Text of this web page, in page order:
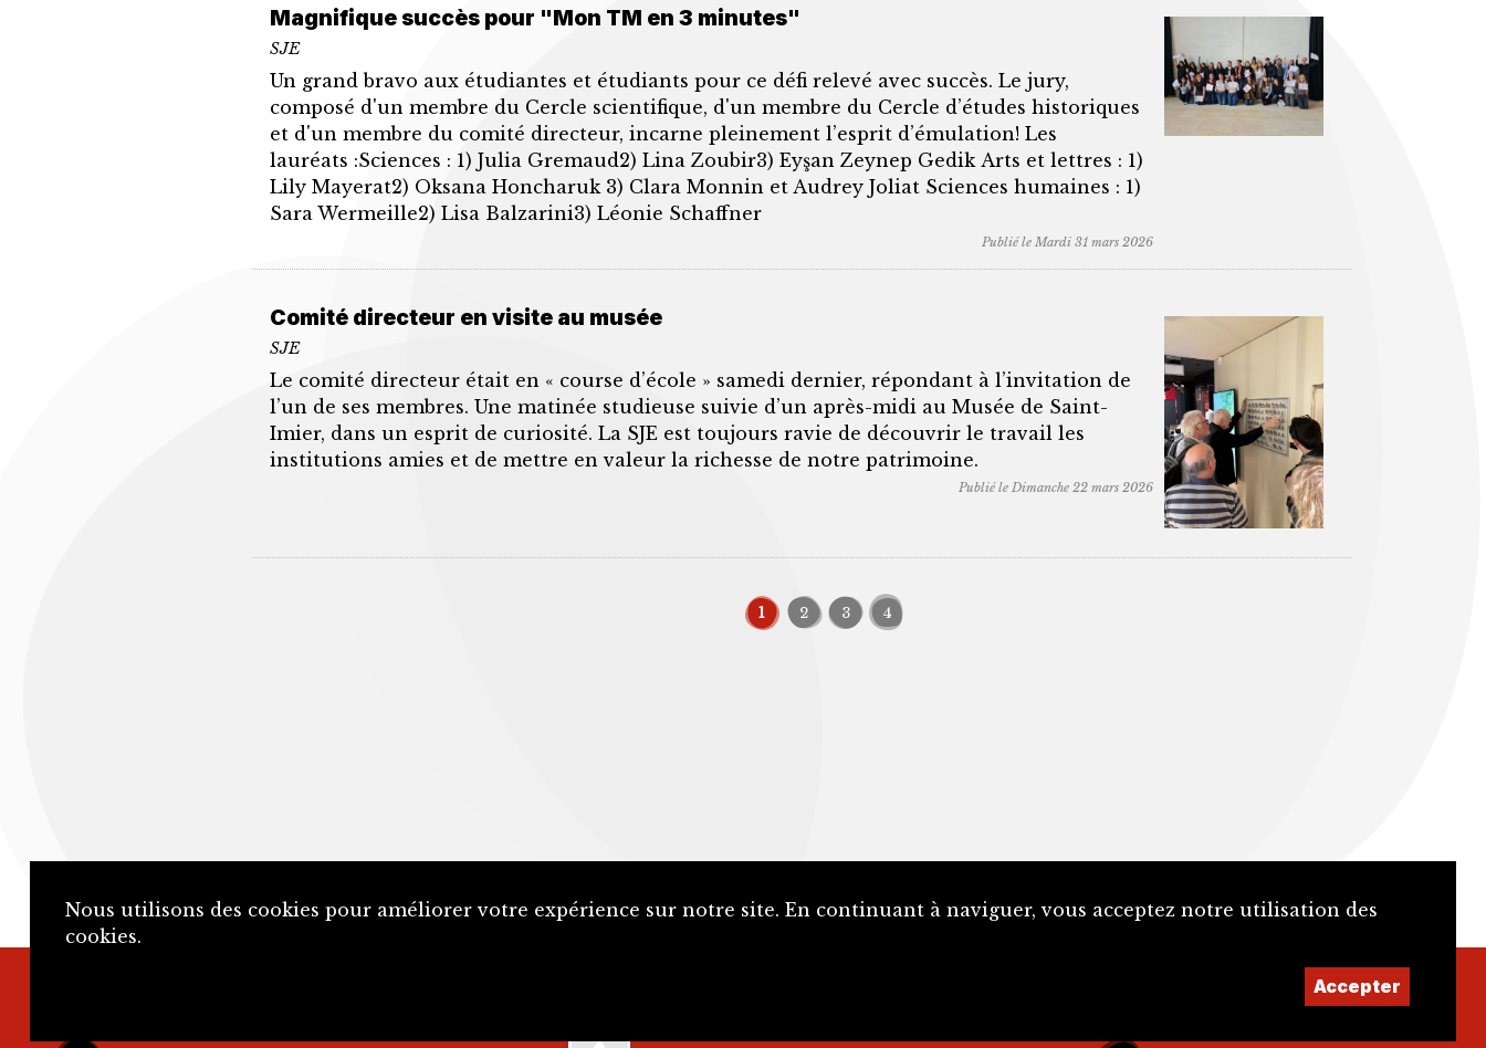
Magnifique succès pour "Mon TM en 3 minutes"
SJE
Un grand bravo aux étudiantes et étudiants pour ce défi relevé avec succès. Le jury,
composé d'un membre du Cercle scientifique, d'un membre du Cercle d’études historiques
et d'un membre du comité directeur, incarne pleinement l’esprit d’émulation! Les
lauréats :Sciences : 1) Julia Gremaud2) Lina Zoubir3) Eyşan Zeynep Gedik Arts et lettres : 1)
Lily Mayerat2) Oksana Honcharuk 3) Clara Monnin et Audrey Joliat Sciences humaines : 1)
Sara Wermeille2) Lisa Balzarini3) Léonie Schaffner
Publié le Mardi 31 mars 2026
Comité directeur en visite au musée
SJE
Le comité directeur était en « course d’école » samedi dernier, répondant à l’invitation de
l’un de ses membres. Une matinée studieuse suivie d’un après-midi au Musée de Saint-
Imier, dans un esprit de curiosité. La SJE est toujours ravie de découvrir le travail les
institutions amies et de mettre en valeur la richesse de notre patrimoine.
Publié le Dimanche 22 mars 2026
1 2 3 4
Nous utilisons des cookies pour améliorer votre expérience sur notre site. En continuant à naviguer, vous acceptez notre utilisation des
cookies.
Accepter